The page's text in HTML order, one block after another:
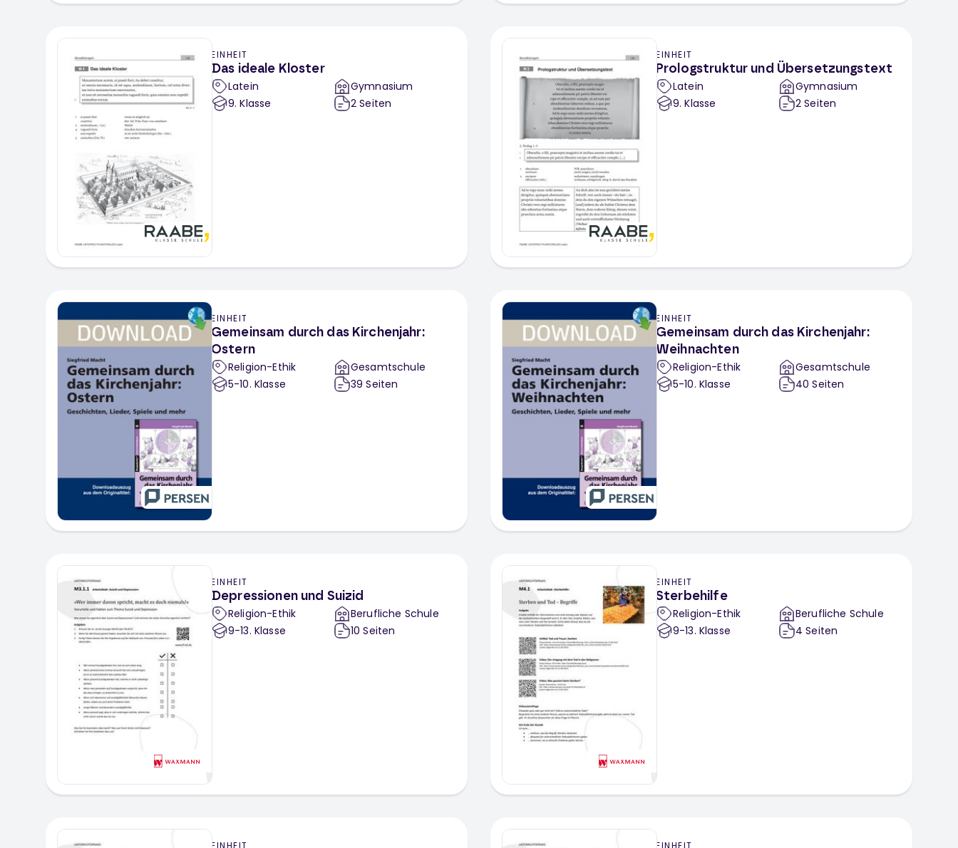
EINHEIT
Das ideale Kloster
Latein
9. Klasse
Gymnasium
2 Seiten
EINHEIT
Prologstruktur und Übersetzungstext
Latein
9. Klasse
Gymnasium
2 Seiten
EINHEIT
Gemeinsam durch das Kirchenjahr:
Ostern
Religion-Ethik
5-10. Klasse
Gesamtschule
39 Seiten
EINHEIT
Gemeinsam durch das Kirchenjahr:
Weihnachten
Religion-Ethik
5-10. Klasse
Gesamtschule
40 Seiten
EINHEIT
Depressionen und Suizid
Religion-Ethik
9-13. Klasse
Berufliche Schule
10 Seiten
EINHEIT
Sterbehilfe
Religion-Ethik
9-13. Klasse
Berufliche Schule
4 Seiten